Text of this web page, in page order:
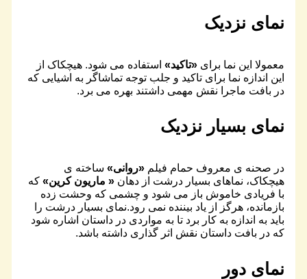
نمای نزدیک
معمولا این نما برای«تاکید» استفاده می شود. هیچکاک از
این اندازه نما برای تاکید و جلب توجه تماشاگر به اشیایی که
در بافت ماجرا نقش مهمی داشتند بهره می برد.
نمای بسیار نزدیک
در صحنه ی معروف حمام فیلم«روانی» ساخته ی
هیچکاک، نماهای بسیار درشت از دهان« ماریون کرین» که
با فریادی خاموش باز می شود و چشمی که وحشت زده
بازمانده، هرگز از یاد بیننده نمی رود.نمای بسیار درشت را
باید به اندازه به کار برد تا به مواردی در داستان اشاره شود
که در بافت داستان نقش اثر گذاری داشته باشد.
نمای دور